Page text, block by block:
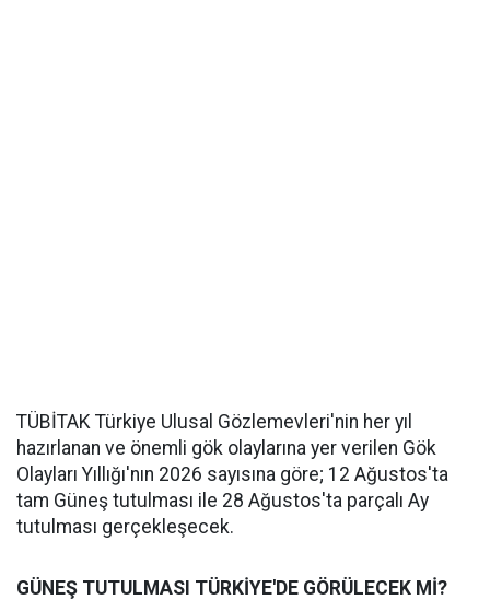
TÜBİTAK Türkiye Ulusal Gözlemevleri'nin her yıl
hazırlanan ve önemli gök olaylarına yer verilen Gök
Olayları Yıllığı'nın 2026 sayısına göre; 12 Ağustos'ta
tam Güneş tutulması ile 28 Ağustos'ta parçalı Ay
tutulması gerçekleşecek.
GÜNEŞ TUTULMASI TÜRKİYE'DE GÖRÜLECEK Mİ?